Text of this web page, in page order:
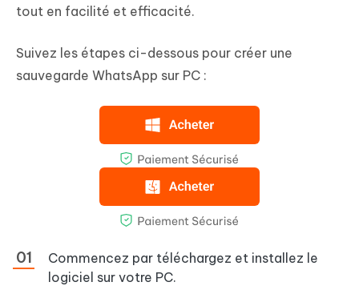
tout en facilité et efficacité.
Suivez les étapes ci-dessous pour créer une
sauvegarde WhatsApp sur PC :
Commencez par téléchargez et installez le
logiciel sur votre PC.